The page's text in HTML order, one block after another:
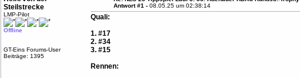
Steilstrecke
LMP-Pilot
Offline
GT-Eins Forums-User
Beiträge: 1395
Antwort #1 -08.05.25 um 02:38:14
Quali:
1. #17
2. #34
3. #15
Rennen: